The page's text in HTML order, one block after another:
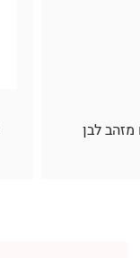
מזהב לבן